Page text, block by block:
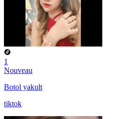
1
Nouveau
Botol yakult
tiktok